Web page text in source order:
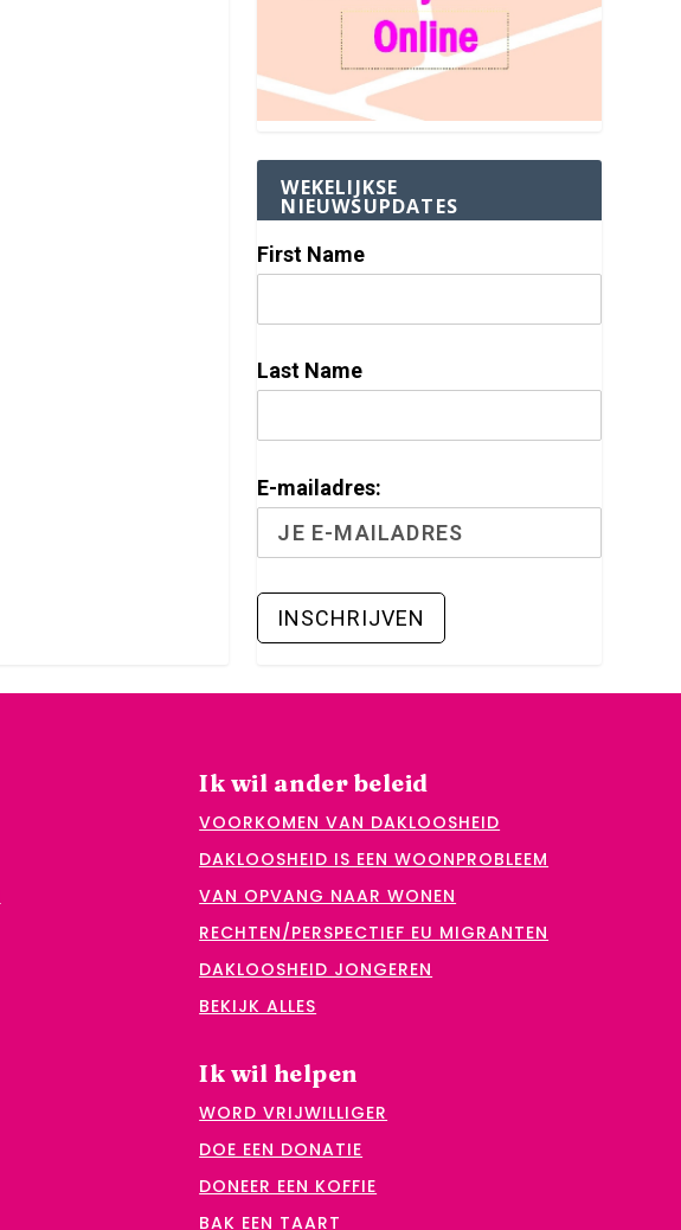
WEKELIJKSE
NIEUWSUPDATES
First Name
Last Name
E-mailadres:
Ik wil ander beleid
VOORKOMEN VAN DAKLOOSHEID
DAKLOOSHEID IS EEN WOONPROBLEEM
VAN OPVANG NAAR WONEN
RECHTEN/PERSPECTIEF EU MIGRANTEN
DAKLOOSHEID JONGEREN
BEKIJK ALLES
Ik wil helpen
WORD VRIJWILLIGER
DOE EEN DONATIE
DONEER EEN KOFFIE
BAK EEN TAART